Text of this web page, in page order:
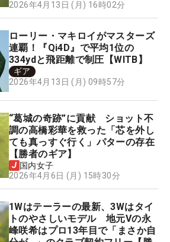
2026年4月13日 (月) 16時02分
ローリー・マキロイがマスターズ
連覇！『Qi4D』で平均1位の
334ydと飛距離で制圧【WITB】
ギア
2026年4月13日 (月) 09時57分
“葛城の奇跡”に貢献 ショット不
調の高橋彩華を救った「芯を外し
ても真っすぐ行く」パターの存在
【勝者のギア】
国内女子
2026年4月6日 (月) 15時30分
1Wはテーラーの最新、3Wはタイ
トのやさしいモデル 地元Vの永
峰咲希はプロ13年目で「まさか自